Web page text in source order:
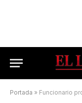
Portada » Funcionario